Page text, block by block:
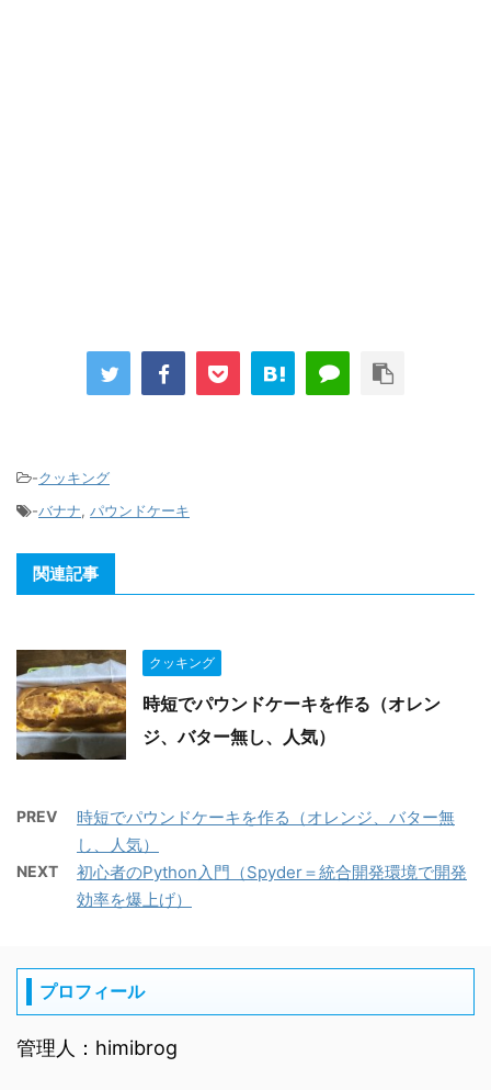
-クッキング
-バナナ, パウンドケーキ
関連記事
クッキング
時短でパウンドケーキを作る（オレン
ジ、バター無し、人気）
PREV
時短でパウンドケーキを作る（オレンジ、バター無
し、人気）
NEXT
初心者のPython入門（Spyder＝統合開発環境で開発
効率を爆上げ）
プロフィール
管理人：himibrog